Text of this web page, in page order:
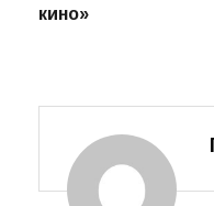
кинофестиваль